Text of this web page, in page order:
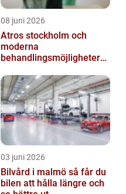
08 juni 2026
Atros stockholm och
moderna
behandlingsmöjligheter
03 juni 2026
Bilvård i malmö så får du
bilen att hålla längre och